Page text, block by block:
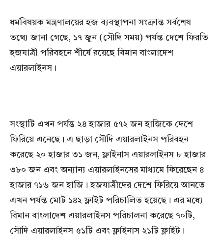
ধর্মবিষয়ক মন্ত্রণালয়ের হজ ব্যবস্থাপনা সংক্রান্ত সর্বশেষ
তথ্যে জানা গেছে, ১৭ জুন (সৌদি সময়) পর্যন্ত দেশে ফিরতি
হজযাত্রী পরিবহনে শীর্ষে রয়েছে বিমান বাংলাদেশ
এয়ারলাইনস।
সংস্থাটি এখন পর্যন্ত ২৪ হাজার ৫৭২ জন হাজিকে দেশে
ফিরিয়ে এনেছে। এ ছাড়া সৌদি এয়ারলাইনস পরিবহন
করেছে ২০ হাজার ৩১ জন, ফ্লাইনাস এয়ারলাইনস ৮ হাজার
৩৮০ জন এবং অন্যান্য এয়ারলাইনসের মাধ্যমে ফিরেছেন ৪
হাজার ৭১৬ জন হাজি। হজযাত্রীদের দেশে ফিরিয়ে আনতে
এখন পর্যন্ত মোট ১৪২ ফ্লাইট পরিচালিত হয়েছে। এর মধ্যে
বিমান বাংলাদেশ এয়ারলাইনস পরিচালনা করেছে ৭০টি,
সৌদি এয়ারলাইনস ৫১টি এবং ফ্লাইনাস ২১টি ফ্লাইট।